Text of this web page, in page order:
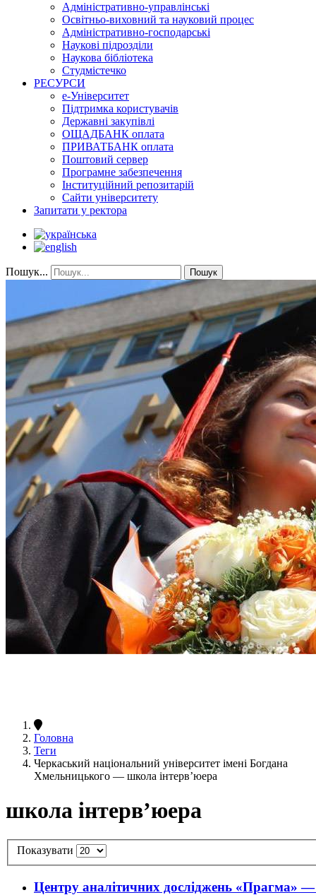
Адміністративно-управлінські
Освітньо-виховний та науковий процес
Адміністративно-господарські
Наукові підрозділи
Наукова бібліотека
Студмістечко
РЕСУРСИ
е-Університет
Підтримка користувачів
Державні закупівлі
ОЩАДБАНК оплата
ПРИВАТБАНК оплата
Поштовий сервер
Програмне забезпечення
Інституційний репозитарій
Сайти університету
Запитати у ректора
Пошук... Пошук
Головна
Теги
Черкаський національний університет імені Богдана
Хмельницького — школа інтерв’юера
школа інтерв’юера
Показувати
Центру аналітичних досліджень «Прагма» —